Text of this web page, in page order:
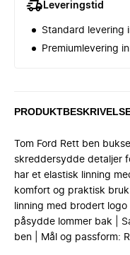
Leveringstid
Standard levering
Premiumlevering
Tom Ford Rett ben
skreddersydde detaljer
har et elastisk linning
komfort og praktisk
linning med brodert
påsydde lommer bak |
ben | Mål og passform: